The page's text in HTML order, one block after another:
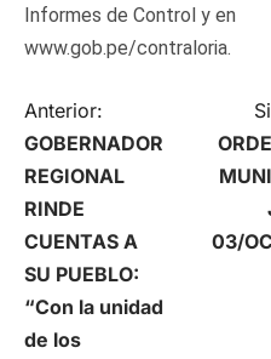
Informes de Control y en
www.gob.pe/contraloria.
N
a
v
e
g
Anterior:
GOBERNADOR
REGIONAL
RINDE
CUENTAS A
SU PUEBLO:
“Con la unidad
de los
03/